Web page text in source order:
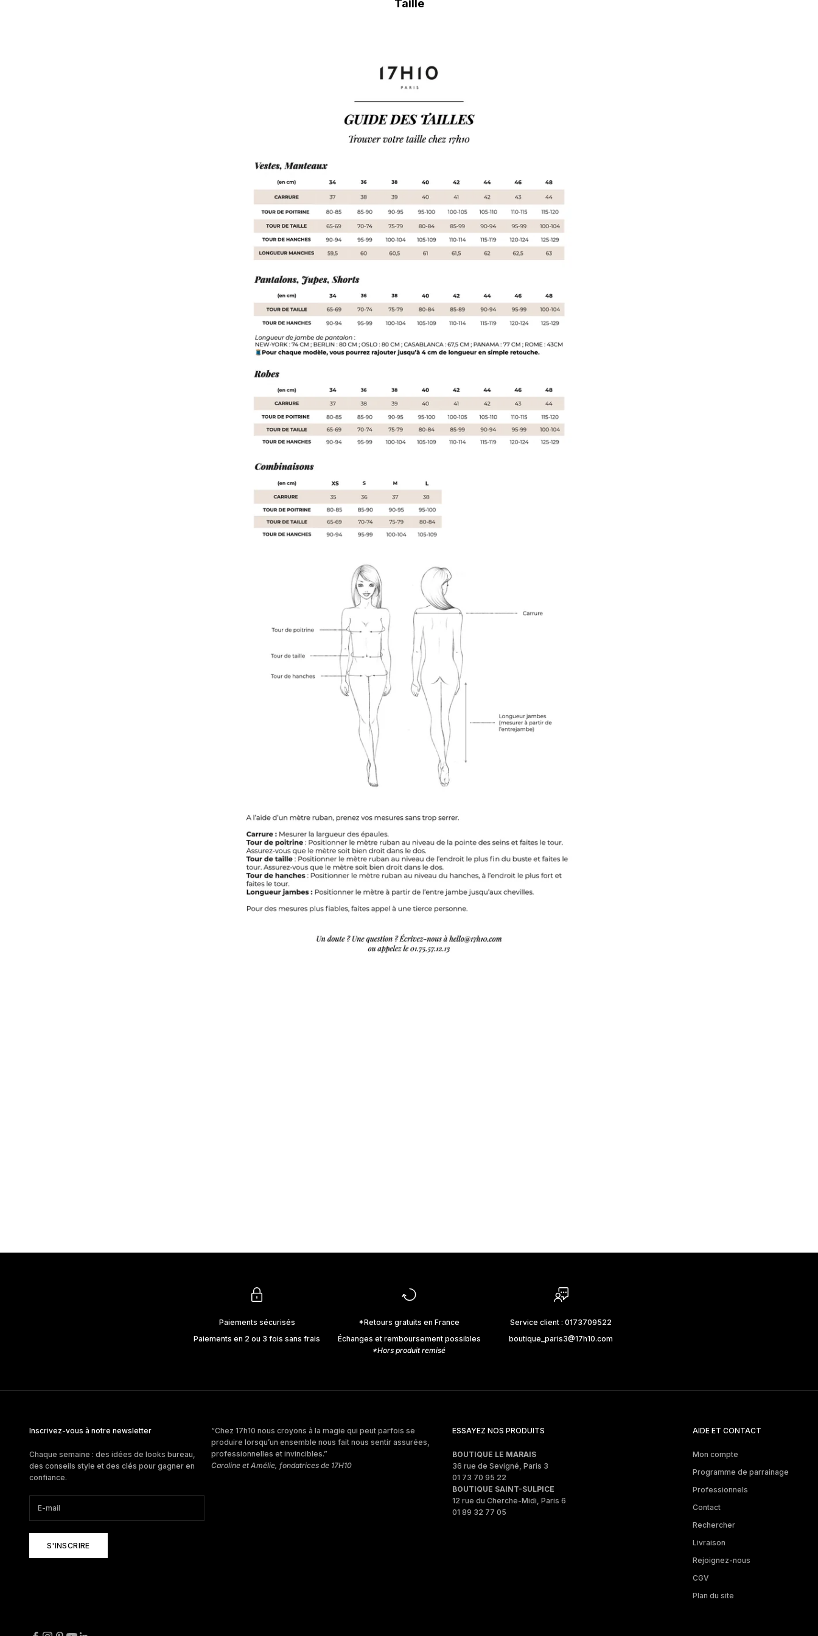
Taille
Paiements sécurisés
Paiements en 2 ou 3 fois sans frais
*Retours gratuits en France
Échanges et remboursement possibles
*Hors produit remisé
Service client : 0173709522
boutique_paris3@17h10.com
Inscrivez-vous à notre newsletter
Chaque semaine : des idées de looks bureau,
des conseils style et des clés pour gagner en
confiance.
S'INSCRIRE
“Chez 17h10 nous croyons à la magie qui peut parfois se
produire lorsqu’un ensemble nous fait nous sentir assurées,
professionnelles et invincibles.”
Caroline et Amélie, fondatrices de 17H10
ESSAYEZ NOS PRODUITS
BOUTIQUE LE MARAIS
36 rue de Sevigné, Paris 3
01 73 70 95 22
BOUTIQUE SAINT-SULPICE
12 rue du Cherche-Midi, Paris 6
01 89 32 77 05
AIDE ET CONTACT
Mon compte
Programme de parrainage
Professionnels
Contact
Rechercher
Livraison
Rejoignez-nous
CGV
Plan du site